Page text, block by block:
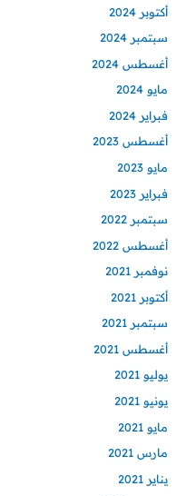
أكتوبر 2024
سبتمبر 2024
أغسطس 2024
مايو 2024
فبراير 2024
أغسطس 2023
مايو 2023
فبراير 2023
سبتمبر 2022
أغسطس 2022
نوفمبر 2021
أكتوبر 2021
سبتمبر 2021
أغسطس 2021
يوليو 2021
يونيو 2021
مايو 2021
مارس 2021
يناير 2021